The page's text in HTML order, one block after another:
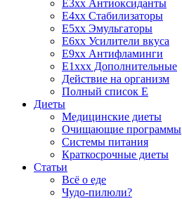
E3xx Антиоксиданты
E4xx Стабилизаторы
E5xx Эмульгаторы
E6xx Усилители вкуса
E9xx Антифламинги
E1xxx Дополнительные
Действие на организм
Полный список E
Диеты
Медицинские диеты
Очищающие программы
Системы питания
Краткосрочные диеты
Статьи
Всё о еде
Чудо-пилюли?